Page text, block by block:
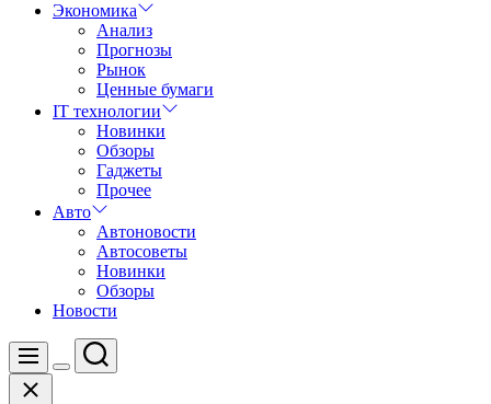
Экономика
Анализ
Прогнозы
Рынок
Ценные бумаги
IT технологии
Новинки
Обзоры
Гаджеты
Прочее
Авто
Автоновости
Автосоветы
Новинки
Обзоры
Новости
Меню
Цвет
Поиск
Закрыть